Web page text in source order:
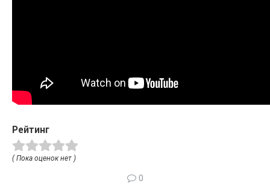
Рейтинг
( Пока оценок нет )
0